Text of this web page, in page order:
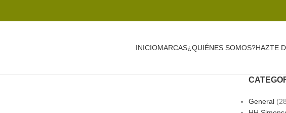
INICIOMARCAS¿QUIÉNES SOMOS?HAZTE
General